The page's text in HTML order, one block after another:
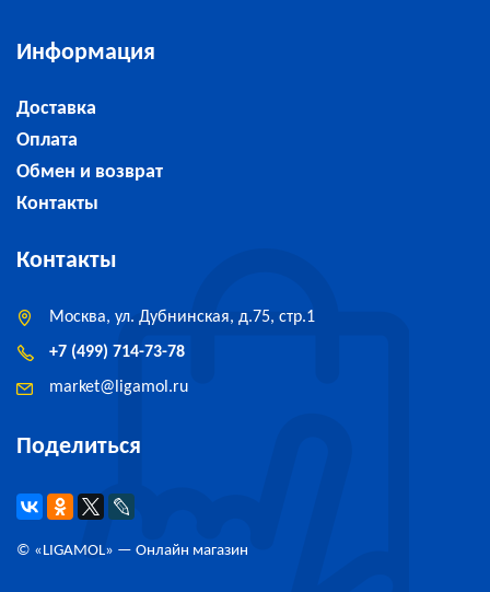
Информация
Доставка
Оплата
Обмен и возврат
Контакты
Поделиться
Контакты
Москва, ул. Дубнинская, д.75, стр.1
+7 (499) 714-73-78
market@ ligamol.ru
© «LIGAMOL» — Онлайн магазин